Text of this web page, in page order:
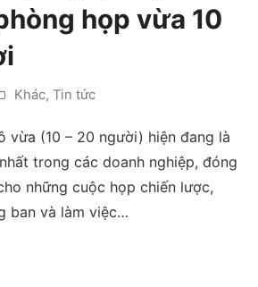
họp vừa 10
Khác,Tin tức
vừa (10 – 20 người) hiện đang là
trong các doanh nghiệp, đóng
những cuộc họp chiến lược,
ban và làm việc…